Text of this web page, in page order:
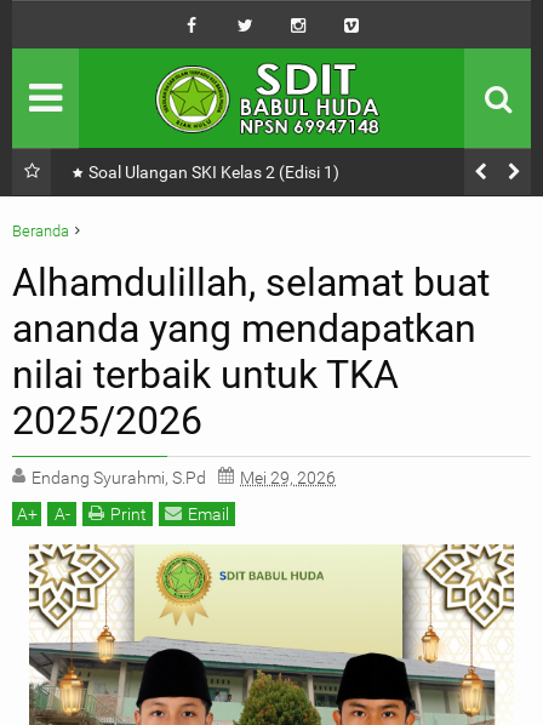
Soal Ulangan SKI Kelas 2 (Edisi 1)
Beranda
Unlabelled
Alhamdulillah, selamat buat ananda yang mendapatkan nilai terbaik untuk
TKA 2025/2026
Alhamdulillah, selamat buat
ananda yang mendapatkan
nilai terbaik untuk TKA
2025/2026
Endang Syurahmi, S.Pd
Mei 29, 2026
A+ A- Print Email
SDIT Babul Huda
Tendik Majelis Guru
Kabar Kegiatan Sekolah
Belajar Online Mencari Ilmu Itu Wajib Yah!